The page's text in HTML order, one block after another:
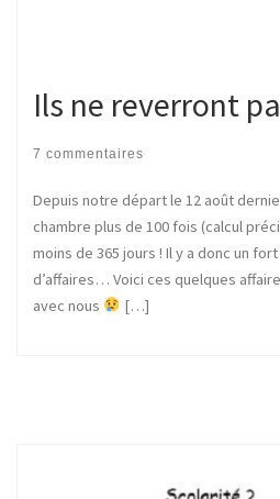
Ils ne reverront
7 commentaires
Depuis notre départ le 12 août
chambre plus de 100 fois (calcul
moins de 365 jours ! Il y a donc un
d’affaires… Voici ces quelques
avec nous
[…]